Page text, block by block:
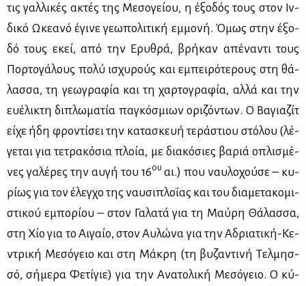
τις γαλ­λι­κές ακτές της Με­σο­γεί­ου, η έξο­δός τους στον Ιν­
δι­κό Ωκε­α­νό έγι­νε γε­ω­πο­λι­τι­κή εμ­μο­νή. Όμως στην έξο­
δό τους εκεί, από την Ερυ­θρά, βρή­καν απέ­να­ντι τους
Πορ­το­γά­λους πο­λύ ισχυ­ρούς και εμπει­ρό­τε­ρους στη θά­
λασ­σα, τη γε­ω­γρα­φία και τη χαρ­το­γρα­φία, αλ­λά και την
ευ­έ­λι­κτη δι­πλω­μα­τία πα­γκό­σμιων ορι­ζό­ντων. Ο Βα­για­ζίτ
εί­χε ήδη φρο­ντί­σει την κα­τα­σκευή τε­ρά­στιου στό­λου (λέ­
γε­ται για τε­τρα­κό­σια πλοία, με δια­κό­σιες βα­ριά οπλι­σμέ­
νες γα­λέ­ρες την αυ­γή του 16ου αι.) που ναυ­λο­χού­σε – κυ­
ρί­ως για τον έλεγ­χο της ναυ­σι­πλο­ΐ­ας και του δια­με­τα­κο­μι­
στι­κού εμπο­ρί­ου – στον Γα­λα­τά για τη Μαύ­ρη Θά­λασ­σα,
στη Χίο για το Αι­γαίο, στον Αυ­λώ­να για την Αδρια­τι­κή-Κε­
ντρι­κή Με­σό­γειο και στη Μά­κρη (τη βυ­ζα­ντι­νή Τελ­μησ­
σό, σή­με­ρα Φε­τί­γιε) για την Ανα­το­λι­κή Με­σό­γειο. Ο κύ­